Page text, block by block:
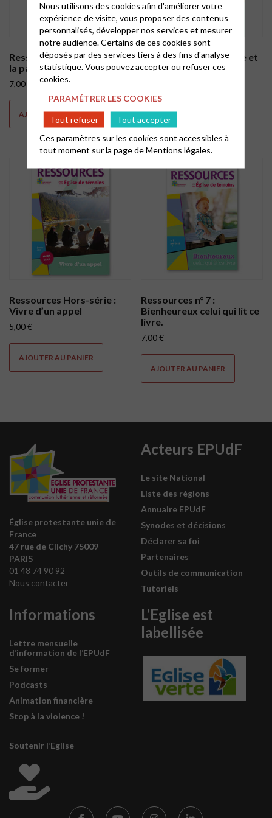
Ressources N° 21 : Choisir
la paix
7,00
AJOUTER AU PANIER
Ressources n° 12 : Vivre et
espérer
AJOUTER AU PANIER
Ressources Hors-série :
Vivre d’un appel
5,00€
AJOUTER AU PANIER
Ressources n° 7 :
Bienheureux celui qui lit ce
livre.
7,00€
AJOUTER AU PANIER
Église protestante unie de
France
47 rue de Clichy 75009
PARIS
01 48 74 90 92
Nous contacter
Acteurs EPUdF
Le site National
Liste des régions
Annuaire EPUdF
Synodes et décisions
Déclarer sa foi
Partenaires
Outils de communication
Tutoriels
Informations
Lettre mensuelle
d’information de l’EPUdF
Se former
Podcasts
Animation financière
Stop à la violence !
Soutenir l’Eglise
L’Eglise est
labellisée
Nous utilisons des cookies afin d'améliorer votre
expérience de visite, vous proposer des contenus
personnalisés, développer nos services et mesurer
notre audience. Certains de ces cookies sont
déposés par des services tiers à des fins d'analyse
statistique. Vous pouvez accepter ou refuser ces
cookies.
PARAMÉTRER LES COOKIES
Tout refuser
Tout accepter
Ces paramètres sur les cookies sont accessibles à
tout moment sur la page deMentions légales.